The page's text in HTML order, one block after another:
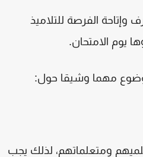
الفرصة للتلاميذ
يوم الامتحان.
مهما وشيقا حول:
ومتعلماتهم، لذلك يجب